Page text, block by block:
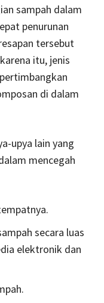
sampah dalam
penurunan
tersebut
itu, jenis
di dalam
upya lain yang
mencegah
secara luas
elektronik dan